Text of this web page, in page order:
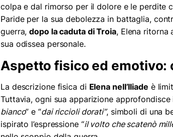
colpa e dal rimorso per il dolore e le perdite
Paride per la sua debolezza in battaglia,
guerra,dopo la caduta di Troia, Elena ritorna
sua odissea personale.
Aspetto fisico ed emotivo:
La descrizione fisica di Elena nell’Iliade è
Tuttavia, ogni sua apparizione
bianco” e “dai riccioli dorati”, simboli di una
ispirato l’espressione “il volto che scatenò